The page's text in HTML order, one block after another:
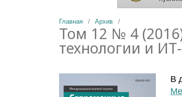
Главная / Архив /
Том 12 № 4
технологии и
В